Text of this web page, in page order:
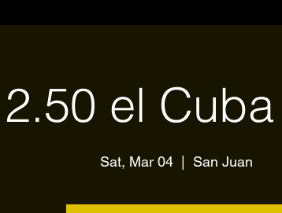
el
Sat, Mar 04 San Juan